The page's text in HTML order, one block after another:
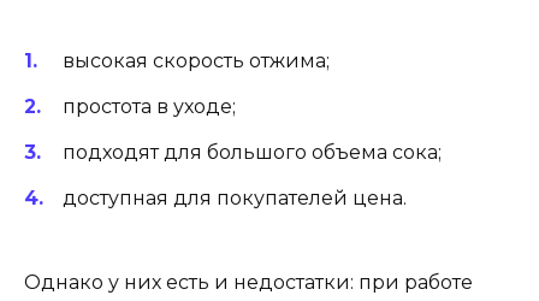
высокая скорость отжима;
простота в уходе;
подходят для большого объема сока;
доступная для покупателей цена.
Однако у них есть и недостатки: при работе